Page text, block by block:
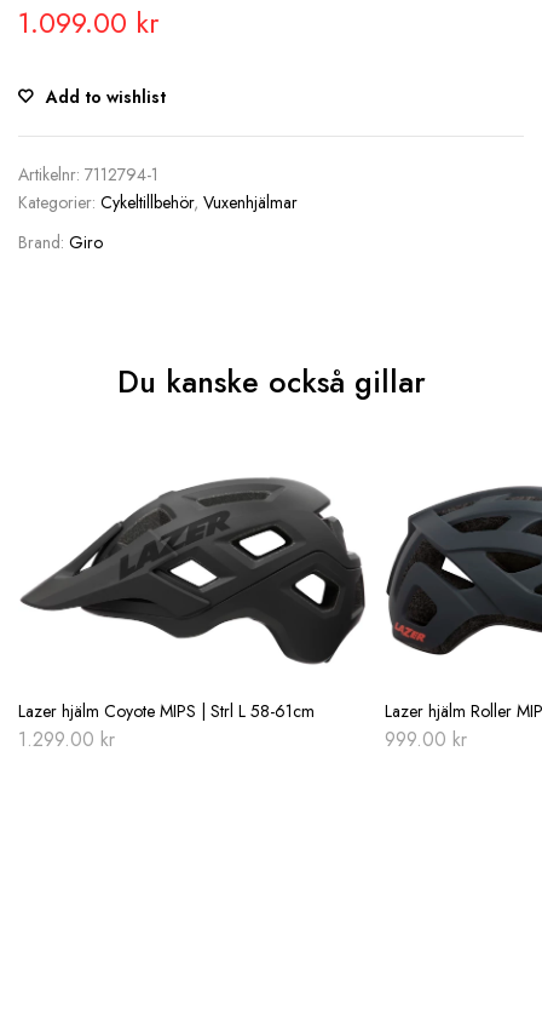
1.099.00 kr
Add to wishlist
Artikelnr: 7112794-1
Kategorier: Cykeltillbehör, Vuxenhjälmar
Brand: Giro
Du kanske också gillar
Lazer hjälm Coyote MIPS | Strl L 58-61cm
1.299.00 kr
Lazer hjälm Roller
999.00 kr